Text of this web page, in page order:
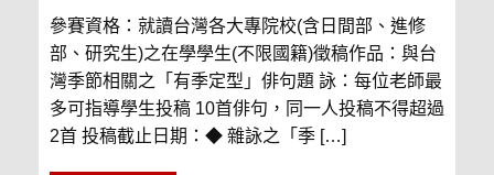
參賽資格：就讀台灣各大專院校(含日間部、進修
部、研究生)之在學學生(不限國籍)徵稿作品：與台
灣季節相關之「有季定型」俳句題 詠：每位老師最
多可指導學生投稿 10首俳句，同一人投稿不得超過
2首 投稿截止日期：◆ 雜詠之「季 […]